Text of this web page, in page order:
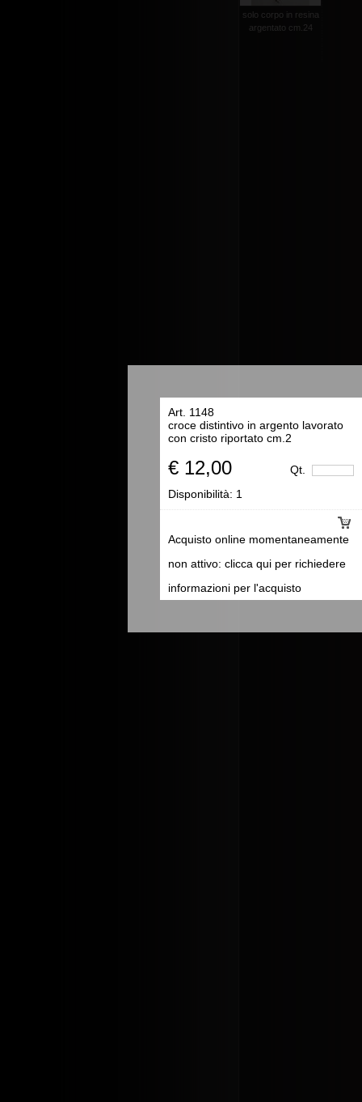
Art. 1148
croce distintivo in argento lavorato
con cristo riportato cm.2
€ 12,00 Qt.
Acquisto online momentaneamente
non attivo: clicca qui per richiedere
informazioni per l'acquisto
Disponibilità: 1
solo corpo in resina
argentato cm.24